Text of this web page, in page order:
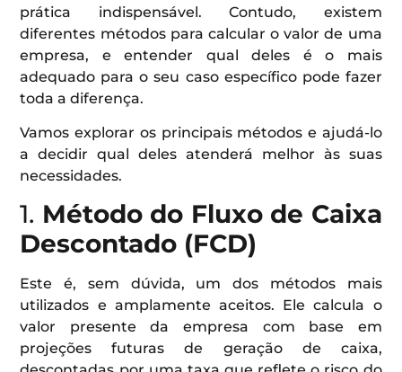
prática indispensável. Contudo, existem
diferentes métodos para calcular o valor de uma
empresa, e entender qual deles é o mais
adequado para o seu caso específico pode fazer
toda a diferença.
Vamos explorar os principais métodos e ajudá-lo
a decidir qual deles atenderá melhor às suas
necessidades.
1. Método do Fluxo de Caixa
Descontado (FCD)
Este é, sem dúvida, um dos métodos mais
utilizados e amplamente aceitos. Ele calcula o
valor presente da empresa com base em
projeções futuras de geração de caixa,